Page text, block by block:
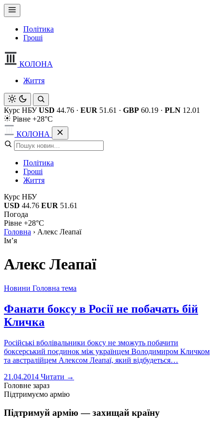
Політика
Гроші
КОЛОНА
Життя
Курс НБУ USD 44.76 · EUR 51.61 · GBP 60.19 · PLN 12.01
Рівне +28°C
КОЛОНА
Політика
Гроші
Життя
Курс НБУ
USD 44.76 EUR 51.61
Погода
Рівне +28°C
Головна › Алекс Леапаї
Імʼя
Алекс Леапаї
Новини Головна тема
Фанати боксу в Росії не побачать бій
Кличка
Російські вболівальники боксу не зможуть побачити
боксерський поєдинок між українцем Володимиром Кличком
та австралійцем Алексом Леапаї, який відбудеться…
21.04.2014 Читати →
Головне зараз
Підтримуємо армію
Підтримуй армію — захищай країну